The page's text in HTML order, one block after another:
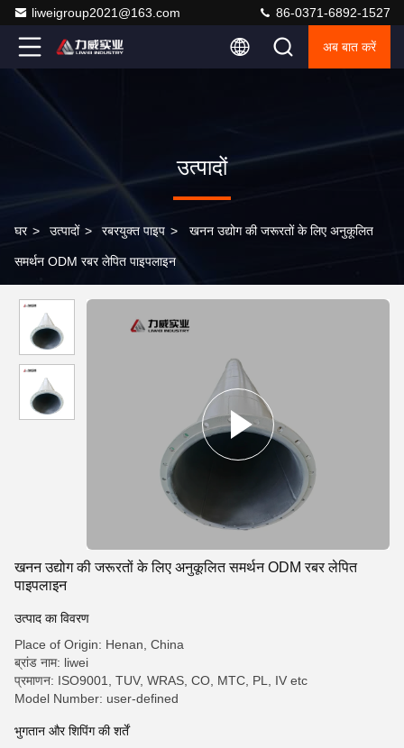
liweigroup2021@163.com 86-0371-6892-1527
अब बात करें
उत्पादों
घर > उत्पादों > रबरयुक्त पाइप > खनन उद्योग की जरूरतों के लिए अनुकूलित
समर्थन ODM रबर लेपित पाइपलाइन
खनन उद्योग की जरूरतों के लिए अनुकूलित समर्थन ODM रबर लेपित
पाइपलाइन
उत्पाद का विवरण
Place of Origin: Henan, China
ब्रांड नाम: liwei
प्रमाणन: ISO9001, TUV, WRAS, CO, MTC, PL, IV etc
Model Number: user-defined
भुगतान और शिपिंग की शर्तें